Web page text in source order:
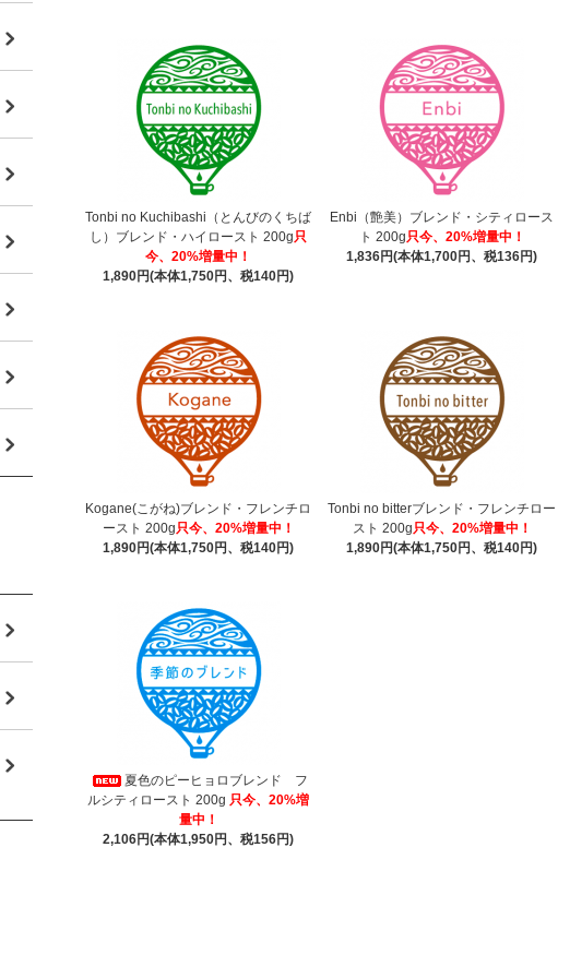
Tonbi no Kuchibashi（とんびのくちば
し）ブレンド・ハイロースト 200g只
今、20%増量中！
1,890円(本体1,750円、税140円)
Enbi（艶美）ブレンド・シティロース
ト 200g只今、20%増量中！
1,836円(本体1,700円、税136円)
Kogane(こがね)ブレンド・フレンチロ
ースト 200g只今、20%増量中！
1,890円(本体1,750円、税140円)
Tonbi no bitterブレンド・フレンチロー
スト 200g只今、20%増量中！
1,890円(本体1,750円、税140円)
夏色のピーヒョロブレンド フ
ルシティロースト 200g 只今、20%増
量中！
2,106円(本体1,950円、税156円)